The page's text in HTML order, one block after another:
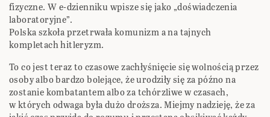
fizyczne. W e-dzienniku wpisze się jako „doświadczenia
laboratoryjne”.
Polska szkoła przetrwała komunizm a na tajnych
kompletach hitleryzm.
To co jest teraz to czasowe zachłyśnięcie się wolnością przez
osoby albo bardzo bolejące, że urodziły się za późno na
zostanie kombatantem albo za tchórzliwe w czasach,
w których odwaga była dużo droższa. Miejmy nadzieję, że za